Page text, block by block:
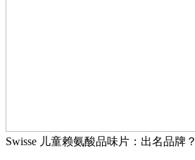
Swisse 儿童赖氨酸品味片：出名品牌？